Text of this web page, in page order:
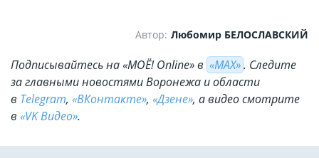
Автор: Любомир БЕЛОСЛАВСКИЙ
Подписывайтесь на «МОЁ! Online» в «МАХ». Cледите
за главными новостями Воронежа и области
в Telegram, «ВКонтакте», «Дзене», а видео смотрите
в «VK Видео».